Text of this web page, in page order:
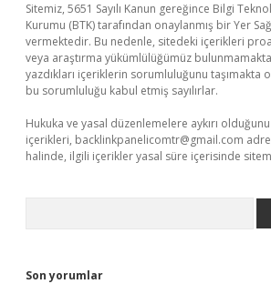
Sitemiz, 5651 Sayılı Kanun gereğince Bilgi
Kurumu (BTK) tarafından onaylanmış bir Yer
vermektedir. Bu nedenle, sitedeki içerikleri
veya araştırma yükümlülüğümüz
yazdıkları içeriklerin sorumluluğunu taşımakta
bu sorumluluğu kabul etmiş sayılırlar.
Hukuka ve yasal düzenlemelere aykırı
içerikleri, backlinkpanelicomtr@gmail.com
halinde, ilgili içerikler yasal süre içerisinde
Son yorumlar